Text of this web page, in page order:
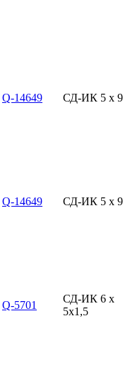
Q-14649 СД-ИК 5 x 9
Q-14649 СД-ИК 5 x 9
Q-5701
СД-ИК 6 x
5x1,5